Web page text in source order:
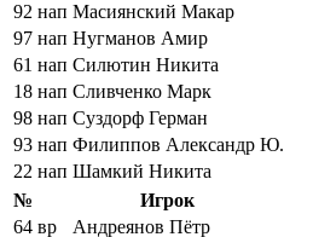
92 нап Масиянский Макар
97 нап Нугманов Амир
61 нап Силютин Никита
18 нап Сливченко Марк
98 нап Суздорф Герман
93 нап Филиппов Александр Ю.
22 нап Шамкий Никита
№
Игрок
64 вр
Андреянов Пётр